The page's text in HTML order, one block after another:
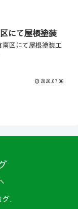
にて屋根塗装
区にて屋根塗装工
2020.07.06
グ.